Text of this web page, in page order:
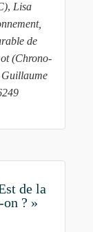
, Lisa
de
(Chrono-
Guillaume
de la
? »